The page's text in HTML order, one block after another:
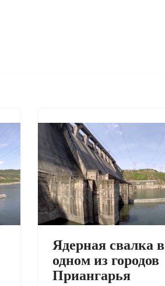
Ядерная свалка в
одном из городов
Приангарья